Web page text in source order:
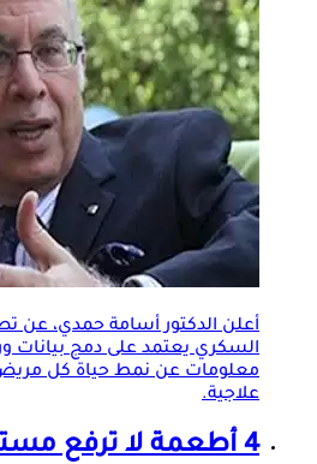
أعلن الدكتور أسامة حمدي، عن
السكري يعتمد على دمج بيانات
معلومات عن نمط حياة كل
علاجية.
4 أطعمة لا ترفع